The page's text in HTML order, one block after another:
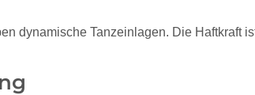
dynamische Tanzeinlagen. Die Haftkraft